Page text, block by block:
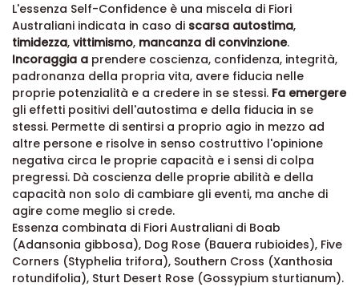
L'essenza Self-Confidence è una miscela di Fiori
Australiani indicata in caso di scarsa autostima,
timidezza, vittimismo, mancanza di convinzione.
Incoraggia a prendere coscienza, confidenza, integrità,
padronanza della propria vita, avere fiducia nelle
proprie potenzialità e a credere in se stessi. Fa emergere
gli effetti positivi dell'autostima e della fiducia in se
stessi. Permette di sentirsi a proprio agio in mezzo ad
altre persone e risolve in senso costruttivo l'opinione
negativa circa le proprie capacità e i sensi di colpa
pregressi. Dà coscienza delle proprie abilità e della
capacità non solo di cambiare gli eventi, ma anche di
agire come meglio si crede.
Essenza combinata di Fiori Australiani di Boab
(Adansonia gibbosa), Dog Rose (Bauera rubioides), Five
Corners (Styphelia trifora), Southern Cross (Xanthosia
rotundifolia), Sturt Desert Rose (Gossypium sturtianum).